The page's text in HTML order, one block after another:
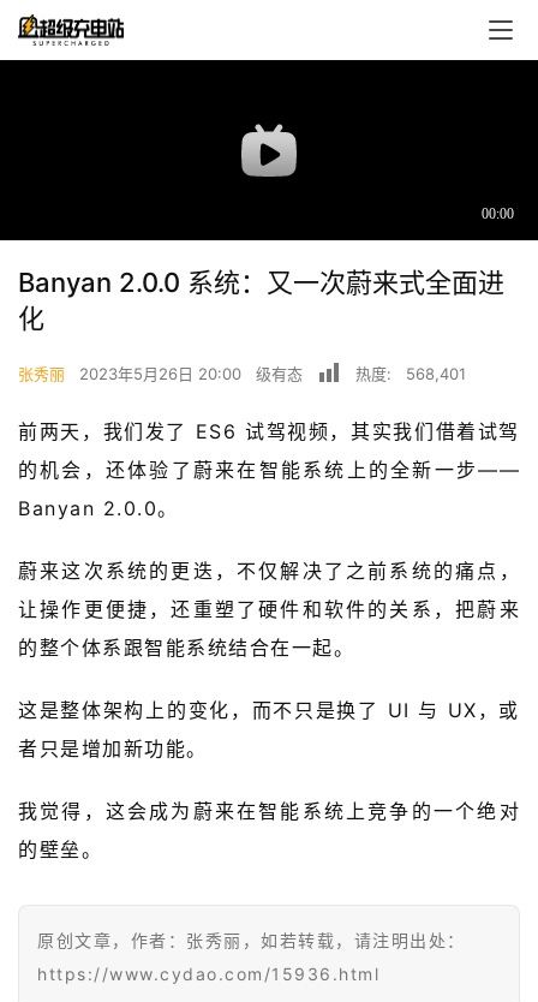
页
快
级
有
常
开
中
多
大
登录 注册
Banyan 2.0.0 系统：又一次蔚来式全面进
化
张秀丽 2023年5月26日 20:00 级有态 热度: 568,401
前两天，我们发了 ES6 试驾视频，其实我们借着试驾
的机会，还体验了蔚来在智能系统上的全新一步——
Banyan 2.0.0。
蔚来这次系统的更迭，不仅解决了之前系统的痛点，
让操作更便捷，还重塑了硬件和软件的关系，把蔚来
的整个体系跟智能系统结合在一起。
这是整体架构上的变化，而不只是换了 UI 与 UX，或
者只是增加新功能。
我觉得，这会成为蔚来在智能系统上竞争的一个绝对
的壁垒。
原创文章，作者：张秀丽，如若转载，请注明出处：
https://www.cydao.com/15936.html